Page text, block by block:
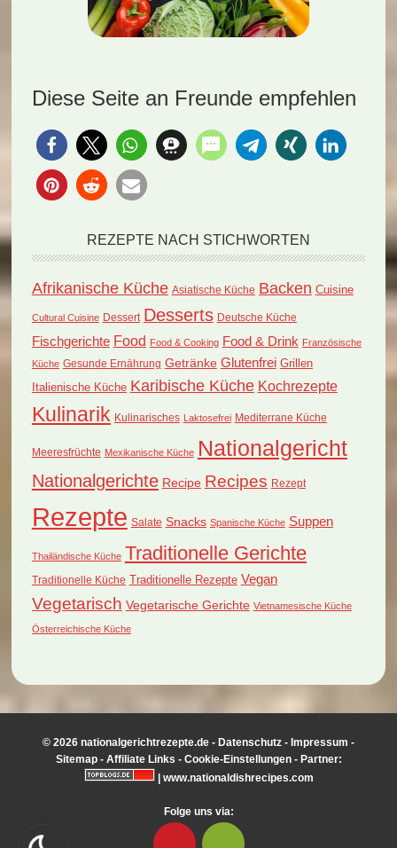
Diese Seite an Freunde empfehlen
REZEPTE NACH STICHWORTEN
Afrikanische Küche Asiatische Küche Backen Cuisine
Cultural Cuisine Dessert Desserts Deutsche Küche
Fischgerichte Food Food & Cooking Food & Drink Französische
Küche Gesunde Ernährung Getränke Glutenfrei Grillen
Italienische Küche Karibische Küche Kochrezepte
Kulinarik Kulinarisches Laktosefrei Mediterrane Küche
Meeresfrüchte Mexikanische Küche Nationalgericht
Nationalgerichte Recipe Recipes Rezept
Rezepte Salate Snacks Spanische Küche Suppen
Thailändische Küche Traditionelle Gerichte
Traditionelle Küche Traditionelle Rezepte Vegan
Vegetarisch Vegetarische Gerichte Vietnamesische Küche
Österreichische Küche
© 2026 nationalgerichtrezepte.de - Datenschutz - Impressum -
Sitemap- Affiliate Links - Cookie-Einstellungen- Partner:
www.nationaldishrecipes.com
Folge uns via: